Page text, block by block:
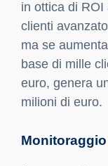
in ottica di
clienti
ma se
base di mille
euro, genera
milioni di euro.